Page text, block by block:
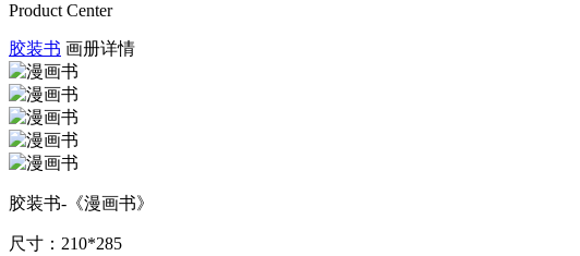
Product Center
胶装书 画册详情
胶装书-《漫画书》
尺寸：210*285